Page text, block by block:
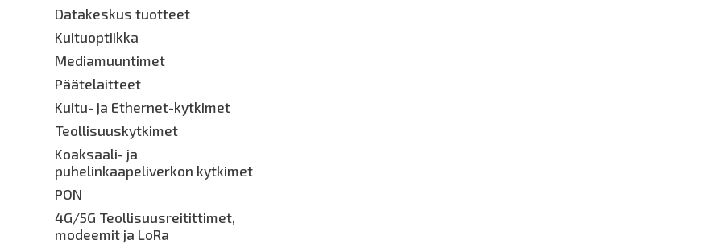
Datakeskus tuotteet
Kuituoptiikka
Mediamuuntimet
Päätelaitteet
Kuitu- ja Ethernet-kytkimet
Teollisuuskytkimet
Koaksaali- ja
puhelinkaapeliverkon kytkimet
PON
4G/5G Teollisuusreitittimet,
modeemit ja LoRa